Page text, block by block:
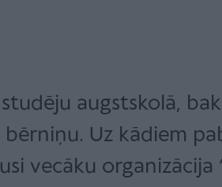
augstskolā,
bērniņu. Uz kādiem
vecāku